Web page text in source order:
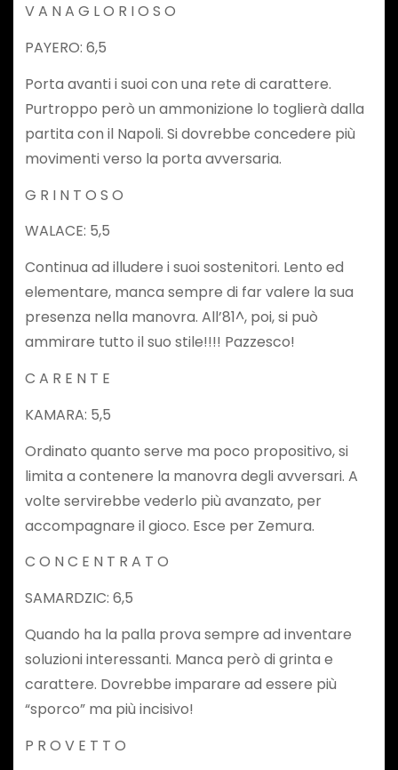
V A N A G L O R I O S O
PAYERO: 6,5
Porta avanti i suoi con una rete di carattere.
Purtroppo però un ammonizione lo toglierà dalla
partita con il Napoli. Si dovrebbe concedere più
movimenti verso la porta avversaria.
G R I N T O S O
WALACE: 5,5
Continua ad illudere i suoi sostenitori. Lento ed
elementare, manca sempre di far valere la sua
presenza nella manovra. All’81^, poi, si può
ammirare tutto il suo stile!!!! Pazzesco!
C A R E N T E
KAMARA: 5,5
Ordinato quanto serve ma poco propositivo, si
limita a contenere la manovra degli avversari. A
volte servirebbe vederlo più avanzato, per
accompagnare il gioco. Esce per Zemura.
C O N C E N T R A T O
SAMARDZIC: 6,5
Quando ha la palla prova sempre ad inventare
soluzioni interessanti. Manca però di grinta e
carattere. Dovrebbe imparare ad essere più
“sporco” ma più incisivo!
P R O V E T T O